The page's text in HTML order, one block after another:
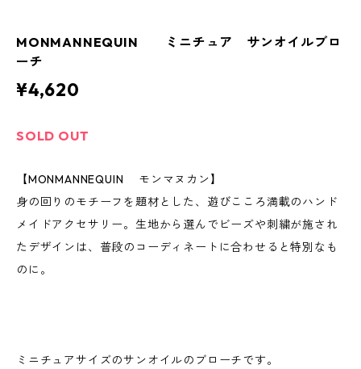
MONMANNEQUIN ミニチュア サンオイルブロ
ーチ
¥4,620
SOLD OUT
【MONMANNEQUIN モンマヌカン】
身の回りのモチーフを題材とした、遊びこころ満載のハンド
メイドアクセサリー。生地から選んでビーズや刺繍が施され
たデザインは、普段のコーディネートに合わせると特別なも
のに。
ミニチュアサイズのサンオイルのブローチです。